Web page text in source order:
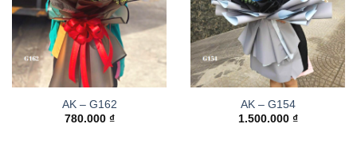
AK – G162
780.000 ₫
AK – G154
1.500.000 ₫